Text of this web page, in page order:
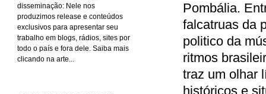
Pombália.
falcatruas da
politico da
ritmos
traz um olhar
históricos e
disseminação: Nele nos
produzimos release e conteúdos
exclusivos para apresentar seu
trabalho em blogs, rádios, sites por
todo o país e fora dele. Saiba mais
clicando na arte...